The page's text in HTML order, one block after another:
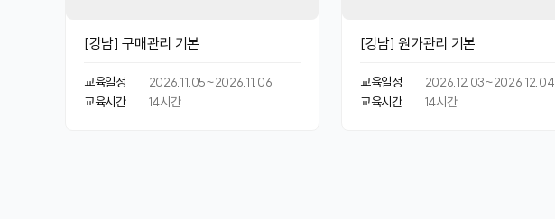
[강남] 구매관리 기본
교육일정
2026.11.05~2026.11.06
교육시간
14시간
[강남] 원가관리 기본
교육일정
2026.12.03~2026.12.04
교육시간
14시간